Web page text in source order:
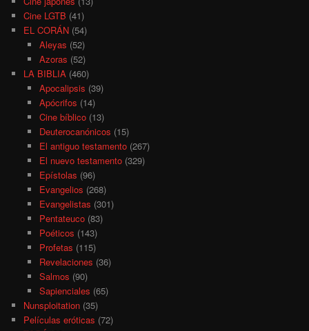
Cine LGTB (41)
EL CORÁN (54)
Aleyas (52)
Azoras (52)
LA BIBLIA (460)
Apocalipsis (39)
Apócrifos (14)
Cine bíblico(13)
Deuterocanónicos (15)
El antiguo testamento(267)
El nuevo testamento(329)
Epístolas (96)
Evangelios (268)
Evangelistas (301)
Pentateuco(83)
Poéticos (143)
Profetas (115)
Revelaciones (36)
Salmos (90)
Sapienciales (65)
Nunsploitation (35)
Películas eróticas (72)